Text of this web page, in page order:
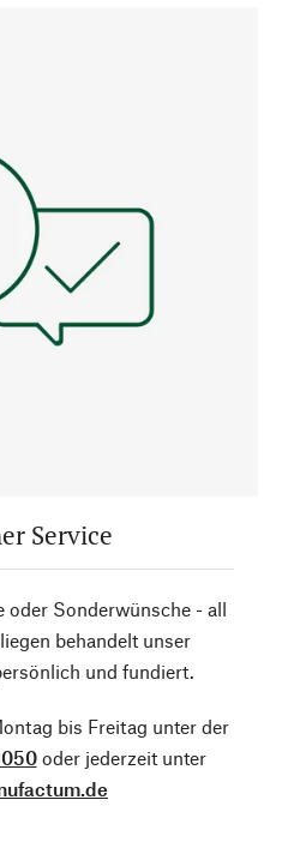
Service
oder Sonderwünsche - all
behandelt unser
und fundiert.
bis Freitag unter der
oder jederzeit unter